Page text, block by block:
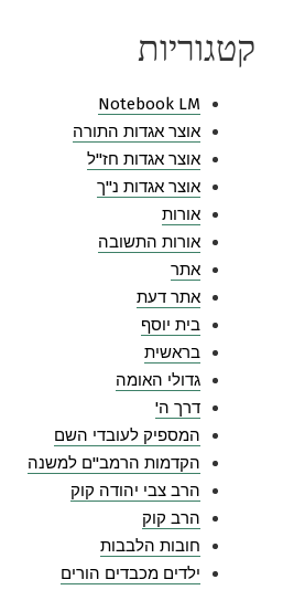
קטגוריות
Notebook LM
אוצר אגדות התורה
אוצר אגדות חז"ל
אוצר אגדות נ"ך
אורות
אורות התשובה
אתר
אתר דעת
בית יוסף
בראשית
גדולי האומה
דרך ה'
המספיק לעובדי השם
הקדמות הרמב"ם למשנה
הרב צבי יהודה קוק
הרב קוק
חובות הלבבות
ילדים מכבדים הורים